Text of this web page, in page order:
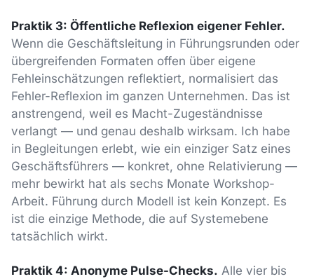
Praktik 3: Öffentliche Reflexion eigener Fehler.
Wenn die Geschäftsleitung in Führungsrunden oder
übergreifenden Formaten offen über eigene
Fehleinschätzungen reflektiert, normalisiert das
Fehler-Reflexion im ganzen Unternehmen. Das ist
anstrengend, weil es Macht-Zugeständnisse
verlangt — und genau deshalb wirksam. Ich habe
in Begleitungen erlebt, wie ein einziger Satz eines
Geschäftsführers — konkret, ohne Relativierung —
mehr bewirkt hat als sechs Monate Workshop-
Arbeit. Führung durch Modell ist kein Konzept. Es
ist die einzige Methode, die auf Systemebene
tatsächlich wirkt.
Praktik 4: Anonyme Pulse-Checks. Alle vier bis